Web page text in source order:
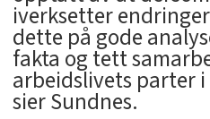
iverksetter
dette på gode
fakta og tett
arbeidslivets parter
sier Sundnes.